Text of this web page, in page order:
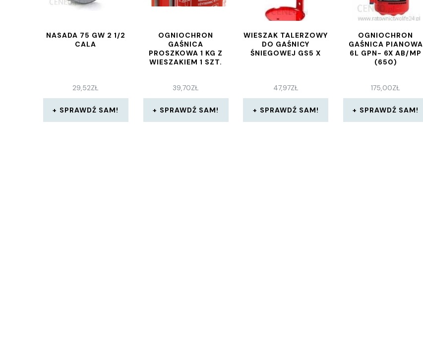
NASADA 75 GW 2 1/2
CALA
29,52ZŁ
SPRAWDŹ SAM!
OGNIOCHRON
GAŚNICA
PROSZKOWA 1 KG Z
WIESZAKIEM 1 SZT.
39,70ZŁ
SPRAWDŹ SAM!
WIESZAK TALERZOWY
DO GAŚNICY
ŚNIEGOWEJ GS5 X
47,97ZŁ
SPRAWDŹ SAM!
OGNIOCHRON
GAŚNICA PIANOWA
6L GPN- 6X AB/MP
(650)
175,00ZŁ
SPRAWDŹ SAM!